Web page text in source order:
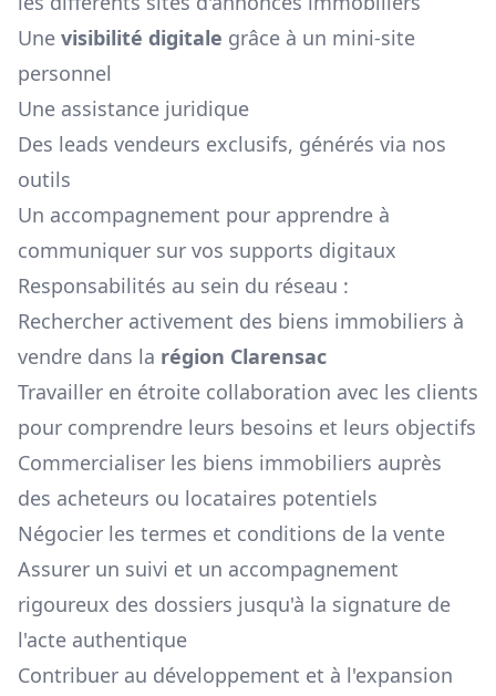
Une visibilité digitale grâce à un mini-site
personnel
Une assistance juridique
Des leads vendeurs exclusifs, générés via nos
outils
Un accompagnement pour apprendre à
communiquer sur vos supports digitaux
Responsabilités au sein du réseau :
Rechercher activement des biens immobiliers à
vendre dans la région Clarensac
Travailler en étroite collaboration avec les clients
pour comprendre leurs besoins et leurs objectifs
Commercialiser les biens immobiliers auprès
des acheteurs ou locataires potentiels
Négocier les termes et conditions de la vente
Assurer un suivi et un accompagnement
rigoureux des dossiers jusqu'à la signature de
l'acte authentique
Contribuer au développement et à l'expansion